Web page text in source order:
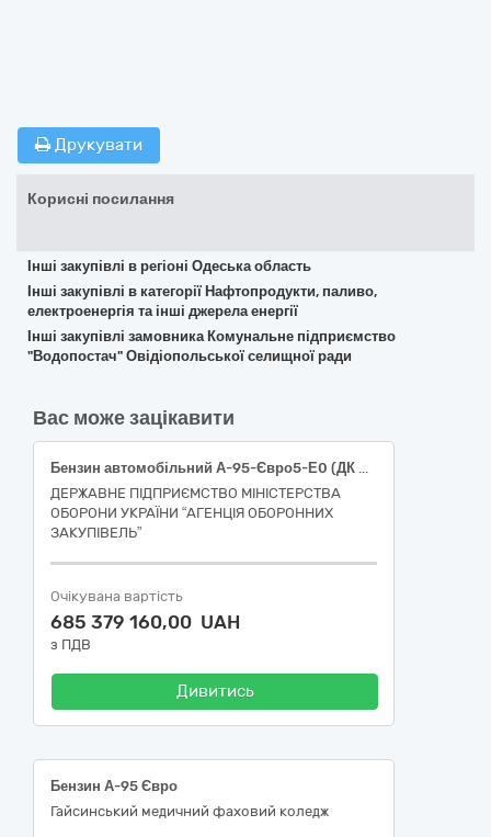
Друкувати
Корисні посилання
Інші закупівлі в регіоні Одеська область
Інші закупівлі в категорії Нафтопродукти, паливо,
електроенергія та інші джерела енергії
Інші закупівлі замовника Комунальне підприємство
"Водопостач" Овідіопольської селищної ради
Вас може зацікавити
Бензин автомобільний А-95-Євро5-Е0 (ДК 021:2015: 09130000-9: Нафта і дистиляти)
ДЕРЖАВНЕ ПІДПРИЄМСТВО МІНІСТЕРСТВА
ОБОРОНИ УКРАЇНИ “АГЕНЦІЯ ОБОРОННИХ
ЗАКУПІВЕЛЬ”
Очікувана вартість
685 379 160,00 UAH
з ПДВ
Дивитись
Бензин А-95 Євро
Гайсинський медичний фаховий коледж